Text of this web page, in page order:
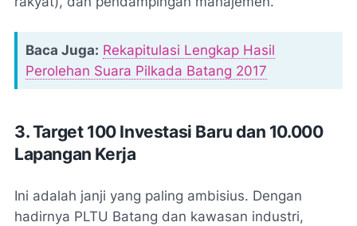
Baca Juga: Rekapitulasi Lengkap Hasil
Perolehan Suara Pilkada Batang 2017
3. Target 100 Investasi Baru dan 10.000
Lapangan Kerja
Ini adalah janji yang paling ambisius. Dengan
hadirnya PLTU Batang dan kawasan industri,